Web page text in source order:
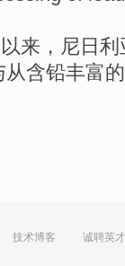
以来 ， 尼日利
从含铅丰富的
技术博客 诚聘英才